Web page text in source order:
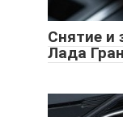
Снятие и
Лада